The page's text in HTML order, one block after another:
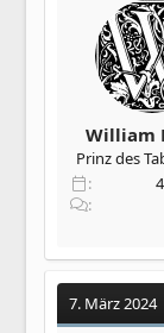
William
Prinz des
7. März 2024